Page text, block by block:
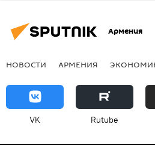
Армения
НОВОСТИ АРМЕНИЯ
VK Rutube